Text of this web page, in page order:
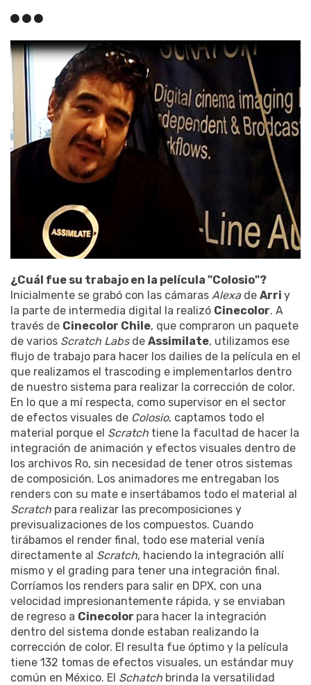
¿Cuál fue su trabajo en la película "Colosio"?
Inicialmente se grabó con las cámaras Alexa de Arri y
la parte de intermedia digital la realizó Cinecolor. A
través de Cinecolor Chile, que compraron un paquete
de varios Scratch Labsde Assimilate, utilizamos ese
flujo de trabajo para hacer los dailies de la película en el
que realizamos el trascoding e implementarlos dentro
de nuestro sistema para realizar la corrección de color.
En lo que a mí respecta, como supervisor en el sector
de efectos visuales de Colosio, captamos todo el
material porque el Scratch tiene la facultad de hacer la
integración de animación y efectos visuales dentro de
los archivos Ro, sin necesidad de tener otros sistemas
de composición. Los animadores me entregaban los
renders con su mate e insertábamos todo el material al
Scratch para realizar las precomposiciones y
previsualizaciones de los compuestos. Cuando
tirábamos el render final, todo ese material venía
directamente al Scratch, haciendo la integración allí
mismo y el grading para tener una integración final.
Corríamos los renders para salir en DPX, con una
velocidad impresionantemente rápida, y se enviaban
de regreso a Cinecolor para hacer la integración
dentro del sistema donde estaban realizando la
corrección de color. El resulta fue óptimo y la película
tiene 132 tomas de efectos visuales, un estándar muy
común en México. El Schatch brinda la versatilidad